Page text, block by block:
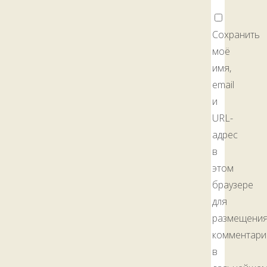
Сохранить
моё
имя,
email
и
URL-
адрес
в
этом
браузере
для
в